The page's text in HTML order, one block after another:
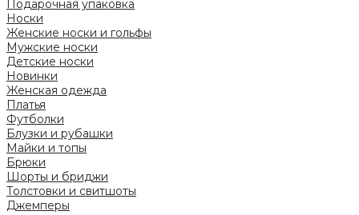
Подарочная упаковка
Носки
Женские носки и гольфы
Мужские носки
Детские носки
Новинки
Женская одежда
Платья
Футболки
Блузки и рубашки
Майки и топы
Брюки
Шорты и бриджи
Толстовки и свитшоты
Джемперы